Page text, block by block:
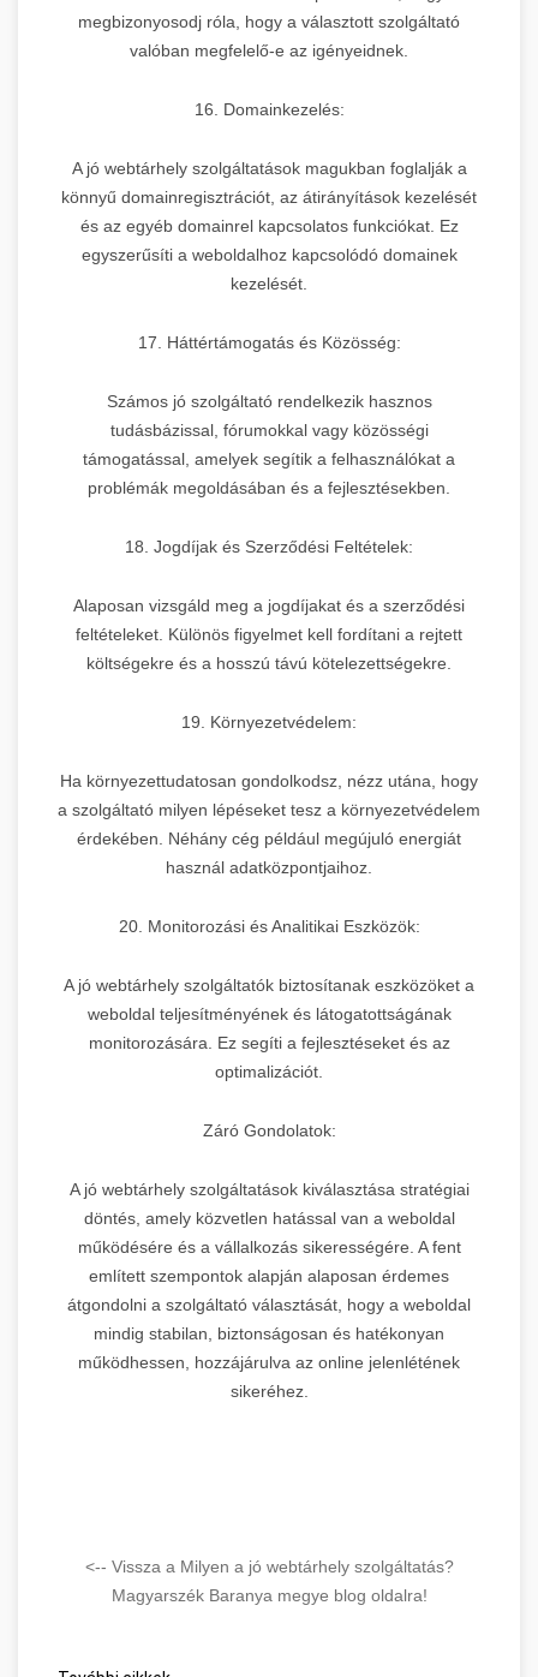
megbizonyosodj róla, hogy a választott szolgáltató
valóban megfelelő-e az igényeidnek.
16. Domainkezelés:
A jó webtárhely szolgáltatások magukban foglalják a
könnyű domainregisztrációt, az átirányítások kezelését
és az egyéb domainrel kapcsolatos funkciókat. Ez
egyszerűsíti a weboldalhoz kapcsolódó domainek
kezelését.
17. Háttértámogatás és Közösség:
Számos jó szolgáltató rendelkezik hasznos
tudásbázissal, fórumokkal vagy közösségi
támogatással, amelyek segítik a felhasználókat a
problémák megoldásában és a fejlesztésekben.
18. Jogdíjak és Szerződési Feltételek:
Alaposan vizsgáld meg a jogdíjakat és a szerződési
feltételeket. Különös figyelmet kell fordítani a rejtett
költségekre és a hosszú távú kötelezettségekre.
19. Környezetvédelem:
Ha környezettudatosan gondolkodsz, nézz utána, hogy
a szolgáltató milyen lépéseket tesz a környezetvédelem
érdekében. Néhány cég például megújuló energiát
használ adatközpontjaihoz.
20. Monitorozási és Analitikai Eszközök:
A jó webtárhely szolgáltatók biztosítanak eszközöket a
weboldal teljesítményének és látogatottságának
monitorozására. Ez segíti a fejlesztéseket és az
optimalizációt.
Záró Gondolatok:
A jó webtárhely szolgáltatások kiválasztása stratégiai
döntés, amely közvetlen hatással van a weboldal
működésére és a vállalkozás sikerességére. A fent
említett szempontok alapján alaposan érdemes
átgondolni a szolgáltató választását, hogy a weboldal
mindig stabilan, biztonságosan és hatékonyan
működhessen, hozzájárulva az online jelenlétének
sikeréhez.
<-- Vissza a Milyen a jó webtárhely szolgáltatás?
Magyarszék Baranya megye blog oldalra!